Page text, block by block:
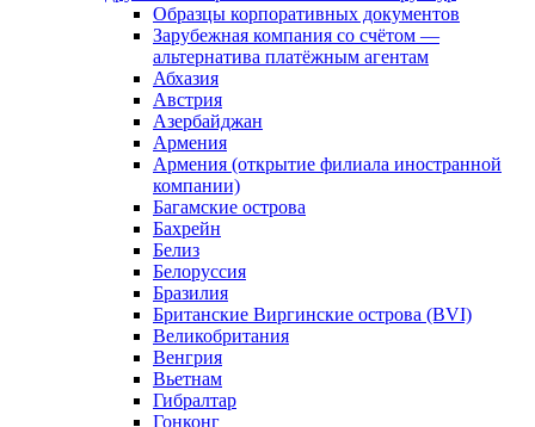
Образцы корпоративных документов
Зарубежная компания со счётом —
альтернатива платёжным агентам
Абхазия
Австрия
Азербайджан
Армения
Армения (открытие филиала иностранной
компании)
Багамские острова
Бахрейн
Белиз
Белоруссия
Бразилия
Британские Виргинские острова (BVI)
Великобритания
Венгрия
Вьетнам
Гибралтар
Гонконг